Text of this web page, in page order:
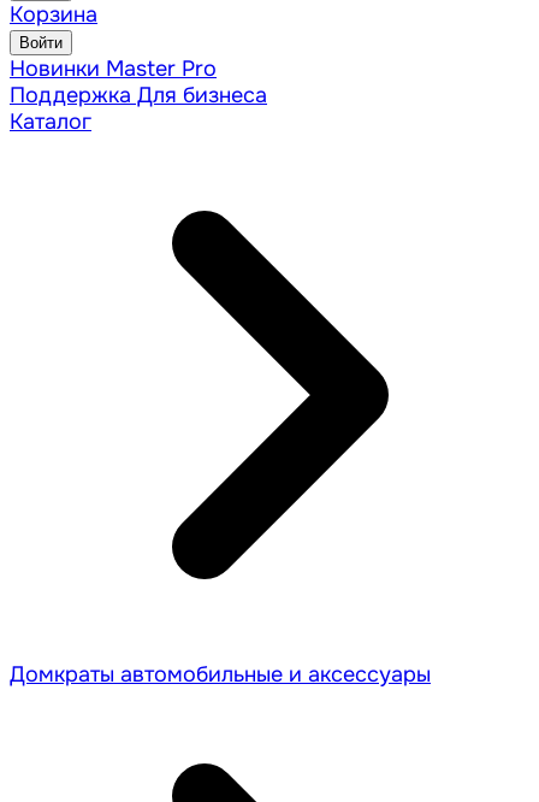
Корзина
Войти
Новинки Master Pro
Поддержка Для бизнеса
Каталог
Домкраты автомобильные и аксессуары